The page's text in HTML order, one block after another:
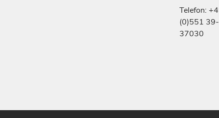
Telefon:
(0)551 39-
37030